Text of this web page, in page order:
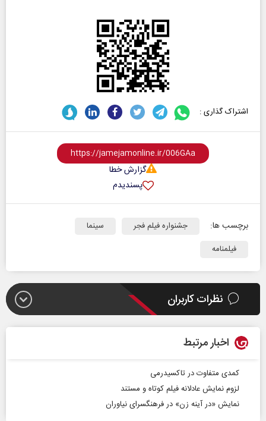
اشتراک گذاری :
گزارش خطا
پسندیدم
برچسب ها: جشنواره فیلم فجر
سینما
فیلمنامه
نظرات کاربران
اخبار مرتبط
کمدی متفاوت در تاکسیدرمی
لزوم نمایش عادلانه فیلم کوتاه و مستند
نمایش «در آینه زن» در فرهنگسرای نیاوران